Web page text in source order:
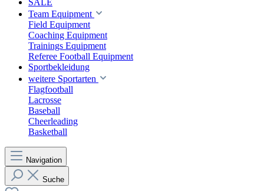
SALE
Team Equipment
Field Equipment
Coaching Equipment
Trainings Equipment
Referee Football Equipment
Sportbekleidung
weitere Sportarten
Flagfootball
Lacrosse
Baseball
Cheerleading
Basketball
Navigation
Suche